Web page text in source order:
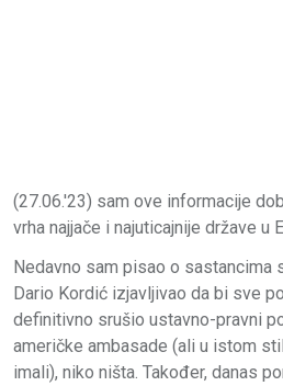
(27.06.'23) sam ove informacije
vrha najjače i najuticajnije države u
Nedavno sam pisao o sastancima
Dario Kordić izjavljivao da bi sve
definitivno srušio ustavno-pravni
američke ambasade (ali u istom
imali), niko ništa. Također, danas